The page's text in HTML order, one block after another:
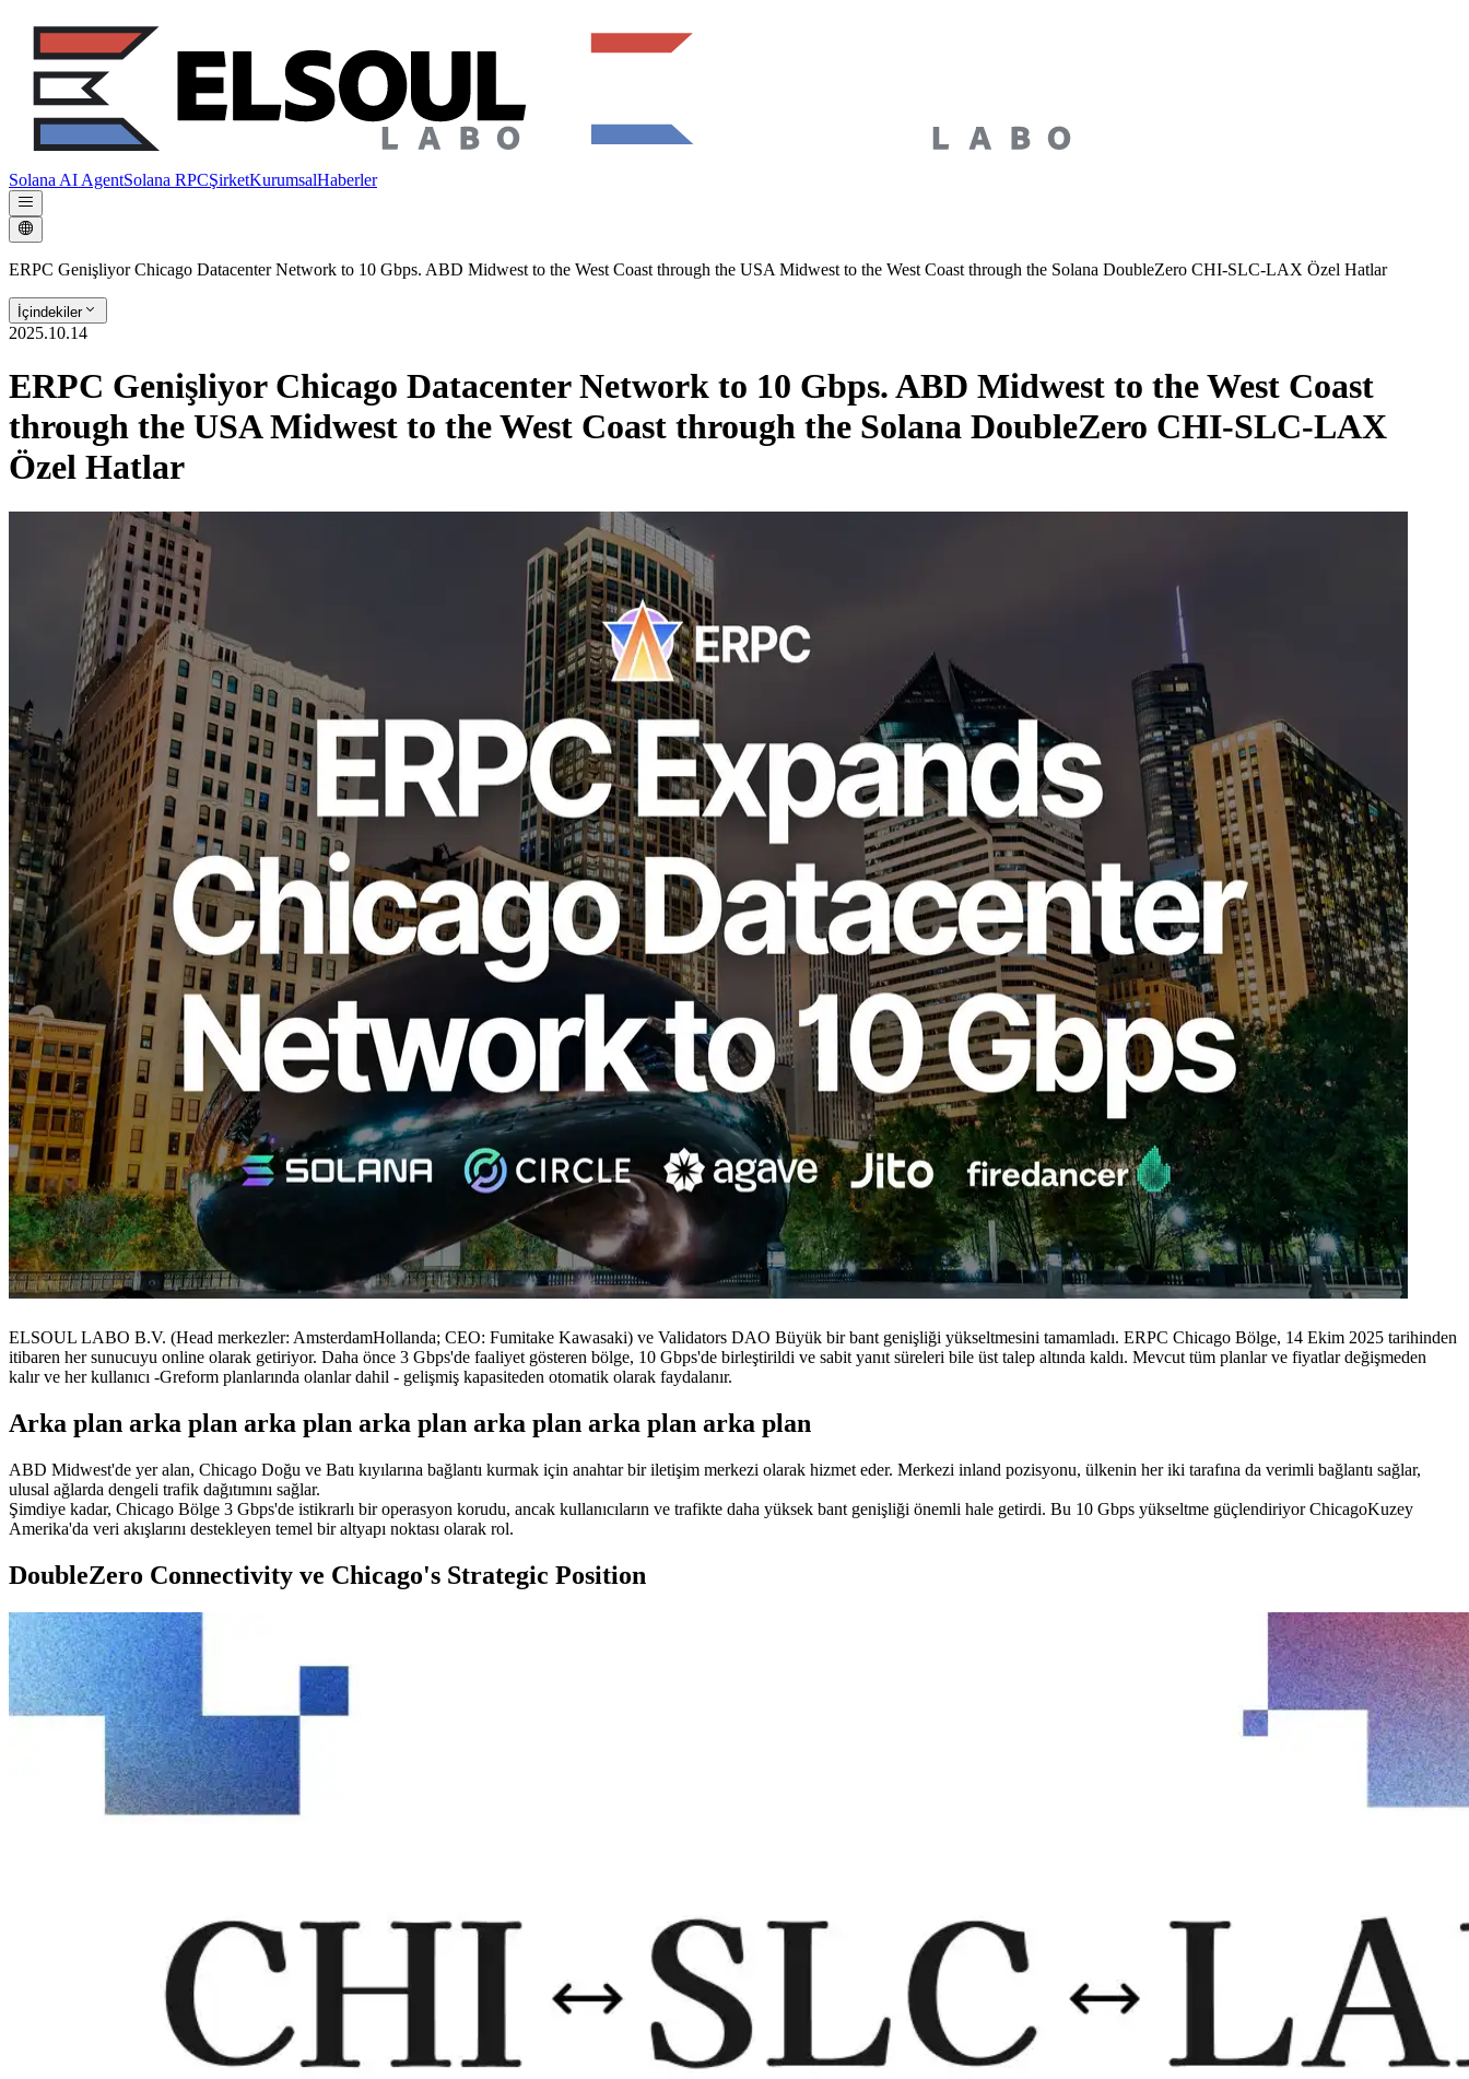
Solana AI AgentSolana RPCŞirketKurumsalHaberler
ERPC Genişliyor Chicago Datacenter Network to 10 Gbps. ABD Midwest to the West Coast through the USA Midwest to the West Coast through the Solana DoubleZero CHI-SLC-LAX Özel Hatlar
İçindekiler
2025.10.14
ERPC Genişliyor Chicago Datacenter Network to 10 Gbps. ABD Midwest to the West Coast
through the USA Midwest to the West Coast through the Solana DoubleZero CHI-SLC-LAX
Özel Hatlar
ELSOUL LABO B.V. (Head merkezler: AmsterdamHollanda; CEO: Fumitake Kawasaki) ve Validators DAO Büyük bir bant genişliği yükseltmesini tamamladı. ERPC Chicago Bölge, 14 Ekim 2025 tarihinden
itibaren her sunucuyu online olarak getiriyor. Daha önce 3 Gbps'de faaliyet gösteren bölge, 10 Gbps'de birleştirildi ve sabit yanıt süreleri bile üst talep altında kaldı. Mevcut tüm planlar ve fiyatlar değişmeden
kalır ve her kullanıcı -Greform planlarında olanlar dahil - gelişmiş kapasiteden otomatik olarak faydalanır.
Arka plan arka plan arka plan arka plan arka plan arka plan arka plan
ABD Midwest'de yer alan, Chicago Doğu ve Batı kıyılarına bağlantı kurmak için anahtar bir iletişim merkezi olarak hizmet eder. Merkezi inland pozisyonu, ülkenin her iki tarafına da verimli bağlantı sağlar,
ulusal ağlarda dengeli trafik dağıtımını sağlar.
Şimdiye kadar, Chicago Bölge 3 Gbps'de istikrarlı bir operasyon korudu, ancak kullanıcıların ve trafikte daha yüksek bant genişliği önemli hale getirdi. Bu 10 Gbps yükseltme güçlendiriyor ChicagoKuzey
Amerika'da veri akışlarını destekleyen temel bir altyapı noktası olarak rol.
DoubleZero Connectivity ve Chicago's Strategic Position